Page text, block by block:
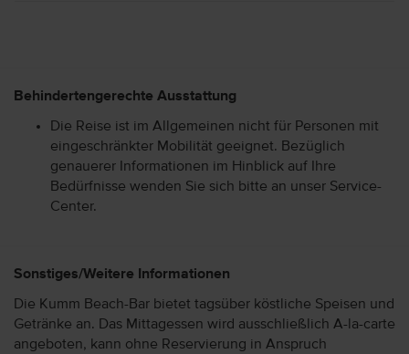
Behindertengerechte Ausstattung
Die Reise ist im Allgemeinen nicht für Personen mit
eingeschränkter Mobilität geeignet. Bezüglich
genauerer Informationen im Hinblick auf Ihre
Bedürfnisse wenden Sie sich bitte an unser Service-
Center.
Sonstiges/Weitere Informationen
Die Kumm Beach-Bar bietet tagsüber köstliche Speisen und
Getränke an. Das Mittagessen wird ausschließlich A-la-carte
angeboten, kann ohne Reservierung in Anspruch